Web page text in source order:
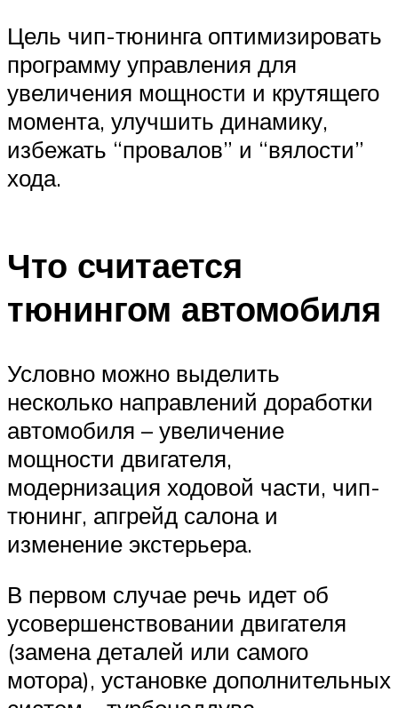
Цель чип-тюнинга оптимизировать
программу управления для
увеличения мощности и крутящего
момента, улучшить динамику,
избежать “провалов” и “вялости”
хода.
Что считается
тюнингом автомобиля
Условно можно выделить
несколько направлений доработки
автомобиля – увеличение
мощности двигателя,
модернизация ходовой части, чип-
тюнинг, апгрейд салона и
изменение экстерьера.
В первом случае речь идет об
усовершенствовании двигателя
(замена деталей или самого
мотора), установке дополнительных